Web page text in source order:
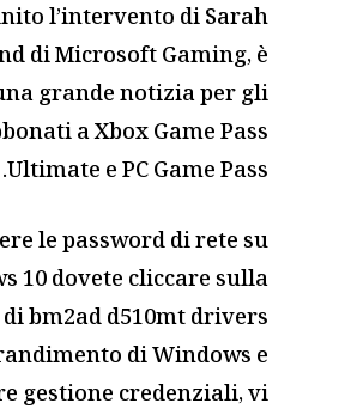
l’intervento di Sarah
di Microsoft Gaming, è
grande notizia per gli
a Xbox Game Pass
Ultimate e PC Game Pass.
le password di rete su
10 dovete cliccare sulla
bm2ad d510mt drivers
di Windows e
gestione credenziali, vi